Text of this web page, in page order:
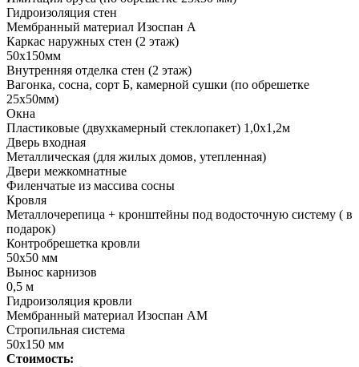
Гидроизоляция стен
Мембранный материал Изоспан А
Каркас наружных стен (2 этаж)
50х150мм
Внутренняя отделка стен (2 этаж)
Вагонка, сосна, сорт Б, камерной сушки (по обрешетке
25х50мм)
Окна
Пластиковые (двухкамерный стеклопакет) 1,0х1,2м
Дверь входная
Металлическая (для жилых домов, утепленная)
Двери межкомнатные
Филенчатые из массива сосны
Кровля
Металлочерепица + кронштейны под водосточную систему ( в
подарок)
Контробрешетка кровли
50х50 мм
Вынос карнизов
0,5 м
Гидроизоляция кровли
Мембранный материал Изоспан АМ
Стропильная система
50х150 мм
Стоимость: